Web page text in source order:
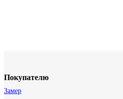
Покупателю
Замер